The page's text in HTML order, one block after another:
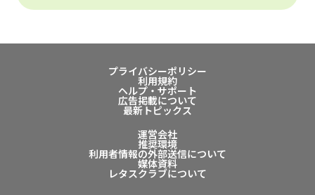
プライバシーポリシー
利用規約
ヘルプ・サポート
広告掲載について
最新トピックス
運営会社
推奨環境
利用者情報の外部送信について
媒体資料
レタスクラブについて